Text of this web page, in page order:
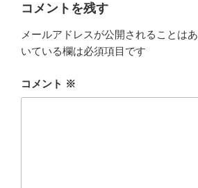
コメントを残す
メールアドレスが公開されることはあ
いている欄は必須項目です
コメント ※